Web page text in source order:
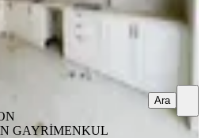
AMAZON GAYRİMENKUL
GAYRİMENKUL
Ara